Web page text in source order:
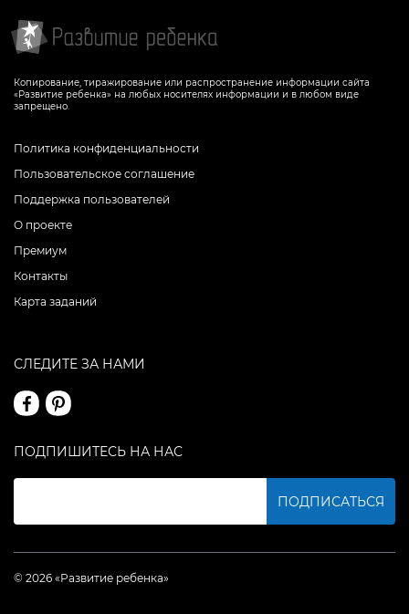
Копирование, тиражирование или распространение информации сайта
«Развитие ребенка» на любых носителях информации и в любом виде
запрещено.
Политика конфиденциальности
Пользовательское соглашение
Поддержка пользователей
О проекте
Премиум
Контакты
Карта заданий
СЛЕДИТЕ ЗА НАМИ
ПОДПИШИТЕСЬ НА НАС
ПОДПИСАТЬСЯ
© 2026 «Развитие ребенка»